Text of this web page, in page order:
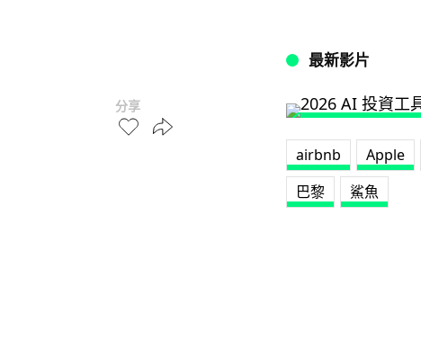
分享
最新影片
airbnb Apple
巴黎
鯊魚